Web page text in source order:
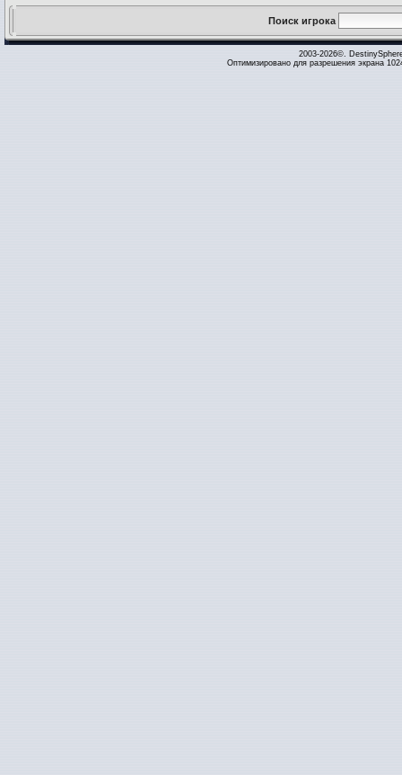
Поиск игрока
2003-2026©.
Оптимизировано для разрешения экрана